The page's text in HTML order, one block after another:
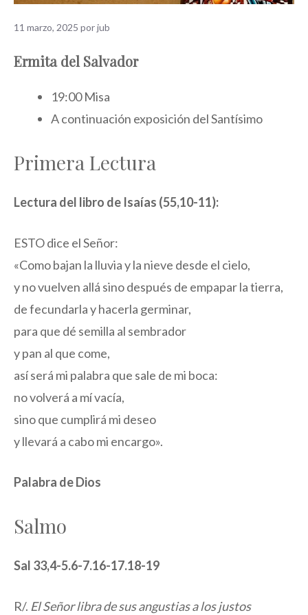
11 marzo, 2025 porjub
Ermita del Salvador
19:00 Misa
A continuación exposición del Santísimo
Primera Lectura
Lectura del libro de Isaías (55,10-11):
ESTO dice el Señor:
«Como bajan la lluvia y la nieve desde el cielo,
y no vuelven allá sino después de empapar la tierra,
de fecundarla y hacerla germinar,
para que dé semilla al sembrador
y pan al que come,
así será mi palabra que sale de mi boca:
no volverá a mí vacía,
sino que cumplirá mi deseo
y llevará a cabo mi encargo».
Palabra de Dios
Salmo
Sal 33,4-5.6-7.16-17.18-19
R/. El Señor libra de sus angustias a los justos